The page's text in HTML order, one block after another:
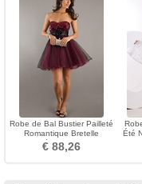
Robe de Bal Bustier Pailleté
Romantique Bretelle
Unilatérale de Fleuro
€ 88,26
Été